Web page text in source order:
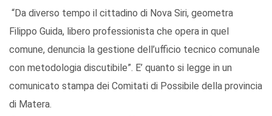
“Da diverso tempo il cittadino di Nova Siri, geometra
Filippo Guida, libero professionista che opera in quel
comune, denuncia la gestione dell’ufficio tecnico comunale
con metodologia discutibile”. E’ quanto si legge in un
comunicato stampa dei Comitati di Possibile della provincia
di Matera.